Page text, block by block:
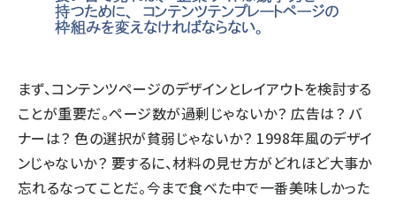
まず、コンテンツページのデザインとレイアウトを検討する
ことが重要だ。ページ数が過剰じゃないか？ 広告は？ バ
ナーは？ 色の選択が貧弱じゃないか？ 1998年風のデザイ
ンじゃないか？ 要するに、材料の見せ方がどれほど大事か
忘れるなってことだ。今まで食べた中で一番美味しかった